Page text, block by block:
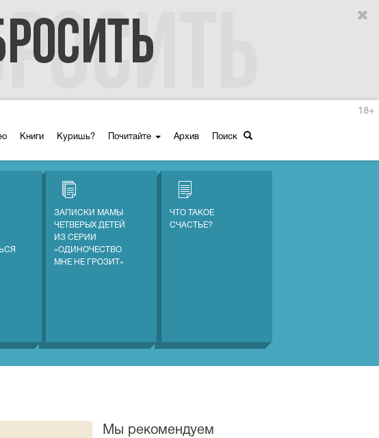
Книги Куришь? Почитайте Архив Поиск
18+
ЗАПИСКИ МАМЫ
ЧЕТВЕРЫХ ДЕТЕЙ
ИЗ СЕРИИ
«ОДИНОЧЕСТВО
МНЕ НЕ ГРОЗИТ»
ЧТО ТАКОЕ
СЧАСТЬЕ?
Мы рекомендуем